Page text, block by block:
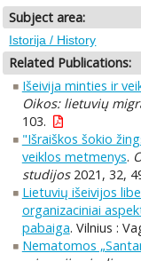
Subject area:
Istorija / History
Related Publications:
Išeivija minties ir
Oikos: lietuvių
103.
"Išraiškos šokio
veiklos metmenys.
studijos2021, 32,
Lietuvių išeivijos
organizaciniai
pabaiga. Vilnius :
Nematomos